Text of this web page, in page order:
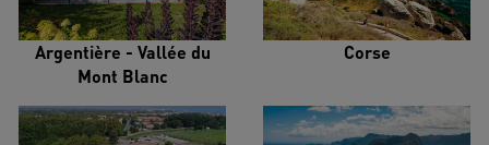
Argentière - Vallée du
Mont Blanc
Corse